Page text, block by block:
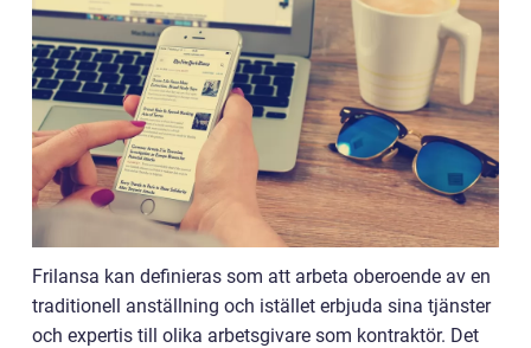
Frilansa kan definieras som att arbeta oberoende av en
traditionell anställning och istället erbjuda sina tjänster
och expertis till olika arbetsgivare som kontraktör. Det